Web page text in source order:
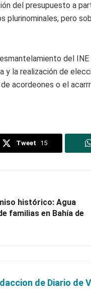
del presupuesto a
plurinominales, pero
del
y la realización de
acordeones o el
Tweet 15
histórico: Agua
familias en Bahía de
de Diario de